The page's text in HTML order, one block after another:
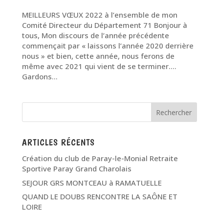
MEILLEURS VŒUX 2022 à l’ensemble de mon
Comité Directeur du Département 71 Bonjour à
tous, Mon discours de l’année précédente
commençait par « laissons l’année 2020 derrière
nous » et bien, cette année, nous ferons de
même avec 2021 qui vient de se terminer….
Gardons...
ARTICLES RÉCENTS
Création du club de Paray-le-Monial Retraite
Sportive Paray Grand Charolais
SEJOUR GRS MONTCEAU à RAMATUELLE
QUAND LE DOUBS RENCONTRE LA SAÔNE ET
LOIRE